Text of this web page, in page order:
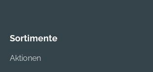
Sortimente
Aktionen